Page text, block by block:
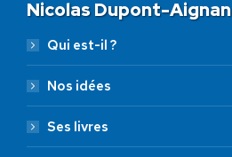
Nicolas Dupont-Aignan
Qui est-il ?
Nos idées
Ses livres